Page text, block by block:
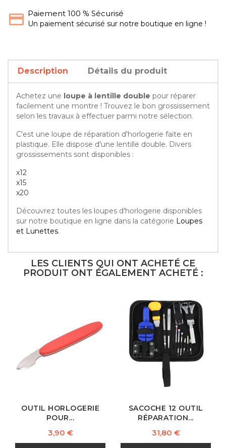
Paiement 100 % Sécurisé
Un paiement sécurisé sur notre boutique en ligne !
Description Détails du produit
Achetez une loupe à lentille double pour réparer
facilement une montre ! Trouvez le bon grossissement
selon les travaux à effectuer parmi notre sélection.
C'est une loupe de réparation d'horlogerie faite en
plastique. Elle dispose d'une lentille double. Divers
grossissements sont disponibles :
x12
x15
x20
Découvrez toutes les loupes d'horlogerie disponibles
sur notre boutique en ligne dans la catégorie Loupes
et Lunettes.
LES CLIENTS QUI ONT ACHETÉ CE
PRODUIT ONT ÉGALEMENT ACHETÉ :
OUTIL HORLOGERIE
POUR...
Prix
3,90 €
SACOCHE 12 OUTIL
RÉPARATION...
Prix
31,80 €